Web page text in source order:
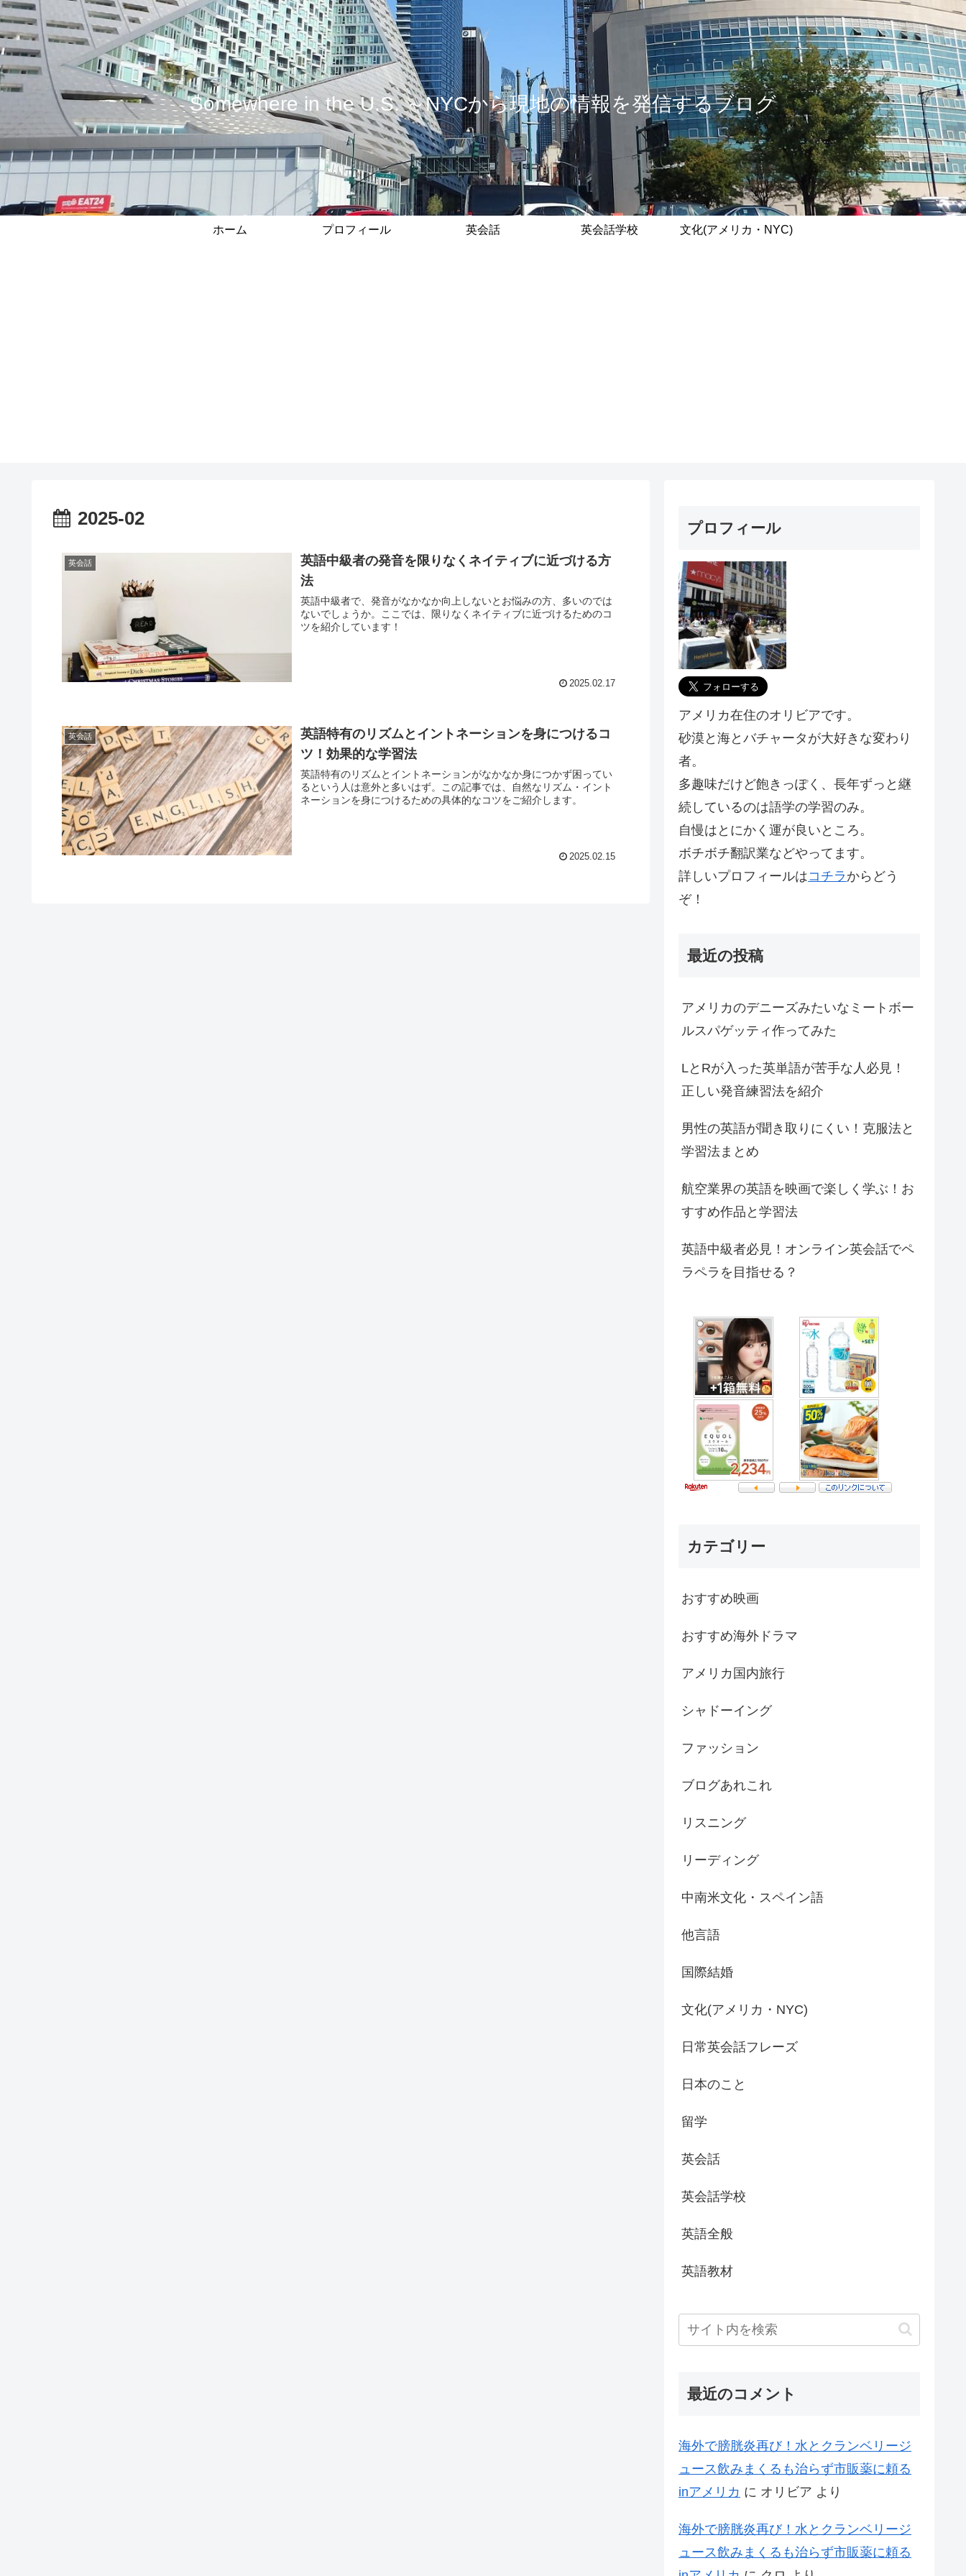
Somewhere in the U.S. ～NYCから現地の情報を発信するブログ
ホーム プロフィール 英会話 英会話学校 文化(アメリカ・NYC)
2025-02
英会話
英語中級者の発音を限りなくネイティブに近づける方
法
英語中級者で、発音がなかなか向上しないとお悩みの方、多いのでは
ないでしょうか。ここでは、限りなくネイティブに近づけるためのコ
ツを紹介しています！
2025.02.17
英会話
英語特有のリズムとイントネーションを身につけるコ
ツ！効果的な学習法
英語特有のリズムとイントネーションがなかなか身につかず困ってい
るという人は意外と多いはず。この記事では、自然なリズム・イント
ネーションを身につけるための具体的なコツをご紹介します。
2025.02.15
プロフィール
アメリカ在住のオリビアです。
砂漠と海とバチャータが大好きな変わり
者。
多趣味だけど飽きっぽく、長年ずっと継
続しているのは語学の学習のみ。
自慢はとにかく運が良いところ。
ボチボチ翻訳業などやってます。
詳しいプロフィールはコチラ からどう
ぞ！
最近の投稿
アメリカのデニーズみたいなミートボー
ルスパゲッティ作ってみた
LとRが入った英単語が苦手な人必見！
正しい発音練習法を紹介
男性の英語が聞き取りにくい！克服法と
学習法まとめ
航空業界の英語を映画で楽しく学ぶ！お
すすめ作品と学習法
英語中級者必見！オンライン英会話でペ
ラペラを目指せる？
カテゴリー
おすすめ映画
おすすめ海外ドラマ
アメリカ国内旅行
シャドーイング
ファッション
ブログあれこれ
リスニング
リーディング
中南米文化・スペイン語
他言語
国際結婚
文化(アメリカ・NYC)
日常英会話フレーズ
日本のこと
留学
英会話
英会話学校
英語全般
英語教材
最近のコメント
海外で膀胱炎再び！水とクランベリージ
ュース飲みまくるも治らず市販薬に頼る
inアメリカ に オリビア より
海外で膀胱炎再び！水とクランベリージ
ュース飲みまくるも治らず市販薬に頼る